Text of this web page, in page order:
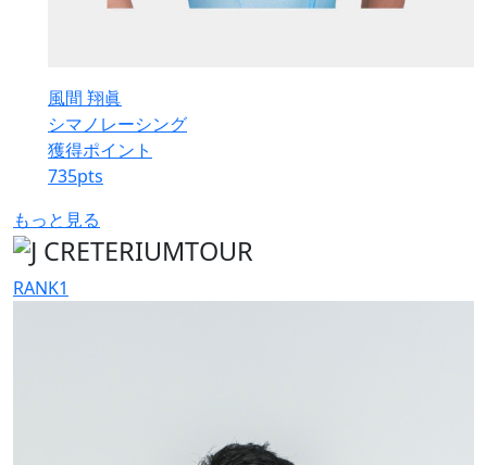
風間 翔眞
シマノレーシング
獲得ポイント
735pts
もっと見る
RANK1